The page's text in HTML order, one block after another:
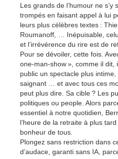
Les grands de l’humour ne s’y
trompés en faisant appel à lui
leurs plus célèbres textes :
Roumanoff, … Inépuisable,
et l’irrévérence du rire est de
Pour se dévoiler, cette fois.
one-man-show », comme il dit,
public un spectacle plus
saignant … et avec tous ces
peut plus dire. Sa cible ? Les
politiques ou people. Alors
essentiel à notre quotidien,
l’heure de la retraite à plus
bonheur de tous.
Plongez sans restriction dans
d’audace, garanti sans IA,